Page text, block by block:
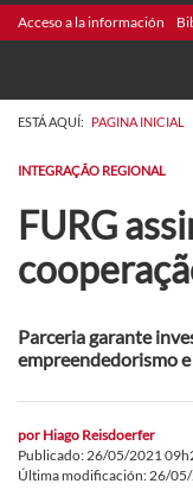
Acceso a la información
ESTÁ AQUÍ: PAGINA INICIAL
INTEGRAÇÃO REGIONAL
FURG
Parceria garante
empreendedorismo
por Hiago Reisdoerfer
Publicado: 26/05/2021
Última modificación: 26/